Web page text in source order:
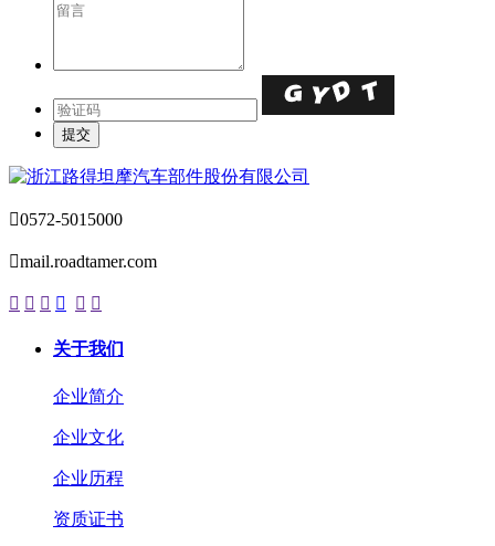
0572-5015000
mail.roadtamer.com
     
关于我们
企业简介
企业文化
企业历程
资质证书